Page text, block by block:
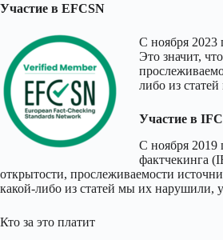
Участие в EFCSN
С ноября 2023
Это значит,
либо из
Участие в
С ноября 2019
фактчекинга
открытости, прослеживаемости
какой-либо из статей мы их нарушили,
Кто за это платит